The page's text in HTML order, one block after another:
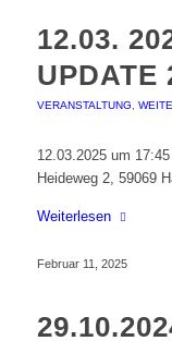
12.03.
UPDATE
VERANSTALTUNG
12.03.2025 um
Heideweg 2, 59069
Weiterlesen
Februar 11, 2025